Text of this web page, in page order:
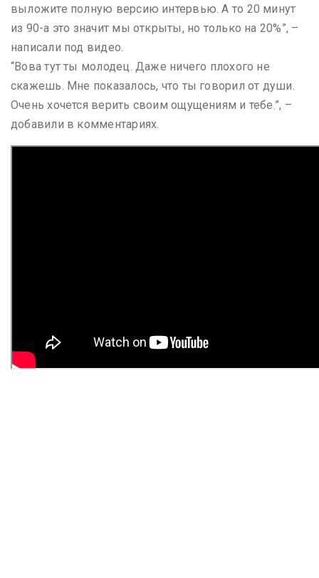
выложите полную версию интервью. А то 20 минут
из 90-а это значит мы открыты, но только на 20% ”, –
написали под видео.
“Вова тут ты молодец. Даже ничего плохого не
скажешь. Мне показалось, что ты говорил от души.
Очень хочется верить своим ощущениям и тебе. ”, –
добавили в комментариях.